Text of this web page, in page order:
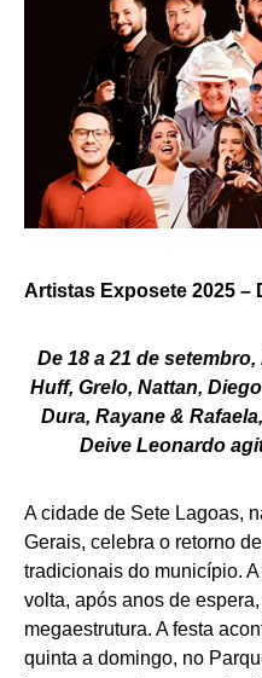
Artistas Exposete 2025 –
De 18 a 21 de
Huff, Grelo, Nattan,
Dura, Rayane &
Deive Leonardo
A cidade de Sete Lagoas,
Gerais, celebra o retorno
tradicionais do município.
volta, após anos de
megaestrutura. A festa
quinta a domingo, no